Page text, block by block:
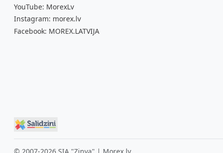
YouTube: MorexLv
Instagram: morex.lv
Facebook: MOREX.LATVIJA